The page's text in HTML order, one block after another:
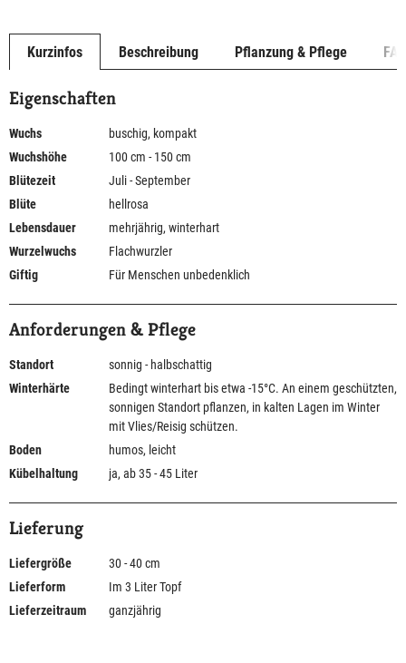
Kurzinfos Beschreibung Pflanzung & Pflege
Eigenschaften
Wuchs
buschig, kompakt
Wuchshöhe
100 cm - 150 cm
Blütezeit
Juli - September
Blüte
hellrosa
Lebensdauer
mehrjährig, winterhart
Wurzelwuchs
Flachwurzler
Giftig
Für Menschen unbedenklich
Anforderungen & Pflege
Standort
sonnig - halbschattig
Winterhärte
Bedingt winterhart bis etwa -15°C. An einem geschützten,
sonnigen Standort pflanzen, in kalten Lagen im Winter
mit Vlies/Reisig schützen.
Boden
humos, leicht
Kübelhaltung
ja, ab 35 - 45 Liter
Lieferung
Liefergröße
30 - 40 cm
Lieferform
Im 3 Liter Topf
Lieferzeitraum
ganzjährig